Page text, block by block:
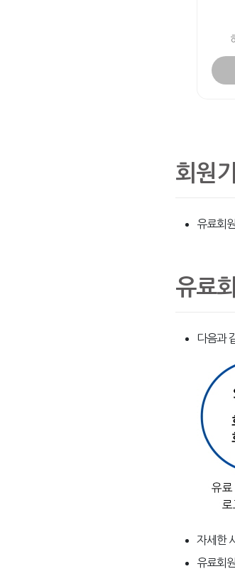
회원
유료회
유료
다음과
자세한
유료회